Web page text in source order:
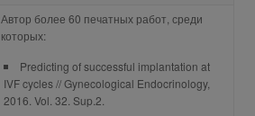
Автор более 60 печатных работ, среди
которых:
Predicting of successful implantation at
IVF cycles // Gynecological Endocrinology,
2016. Vol. 32. Sup.2.